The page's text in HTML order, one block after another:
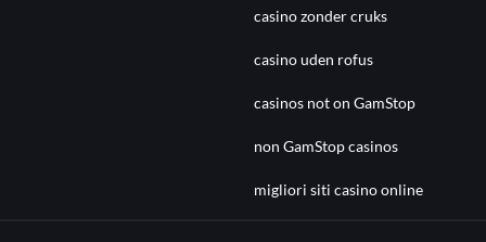
casino zonder cruks
casino uden rofus
casinos not on GamStop
non GamStop casinos
migliori siti casino online